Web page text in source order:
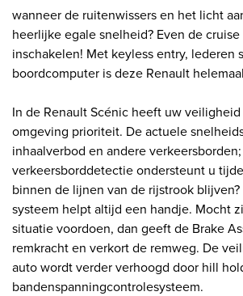
wanneer de ruitenwissers en het licht
heerlijke egale snelheid? Even de
inschakelen! Met keyless entry, lederen
boordcomputer is deze Renault
In de Renault Scénic heeft uw
omgeving prioriteit. De actuele
inhaalverbod en andere
verkeersborddetectie ondersteunt u
binnen de lijnen van de rijstrook
systeem helpt altijd een handje. Mocht
situatie voordoen, dan geeft de Brake
remkracht en verkort de remweg. De
auto wordt verder verhoogd door hill
bandenspanningcontrolesysteem.